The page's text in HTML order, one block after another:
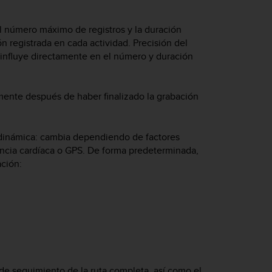
máximo de registros y la duración
registrada en cada actividad. Precisión del
directamente en el número y duración
después de haber finalizado la grabación
cambia dependiendo de factores
cardíaca o GPS. De forma predeterminada,